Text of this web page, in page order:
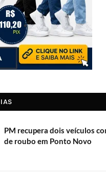
PM recupera dois veículos
de roubo em Ponto Novo